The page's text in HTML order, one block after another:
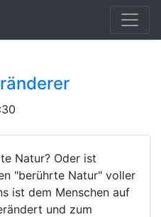
Natur? Oder ist
"berührte Natur" voller
ist dem Menschen auf
und zum